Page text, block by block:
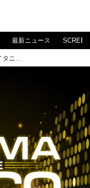
最新ニュース
1910年に設立！「タイタニック」（初演）もノミネートされた全米演劇協会「ドラマリーグ」、その"Drama at the Disco Vol. 2"（ドラマ・リーグ・ガラ）をご紹介します！